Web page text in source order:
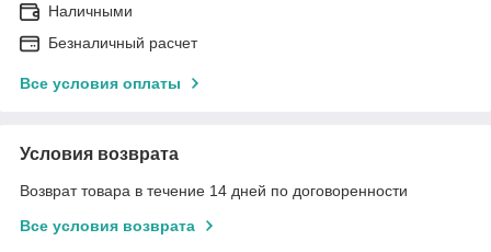
Наличными
Безналичный расчет
Все условия оплаты
Условия возврата
Возврат товара в течение 14 дней по договоренности
Все условия возврата